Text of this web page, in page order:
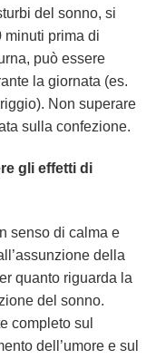
del sonno, si
minuti prima di
può essere
la giornata (es.
Non superare
sulla confezione.
gli effetti di
senso di calma e
della
quanto riguarda la
del sonno.
completo sul
dell’umore e sul